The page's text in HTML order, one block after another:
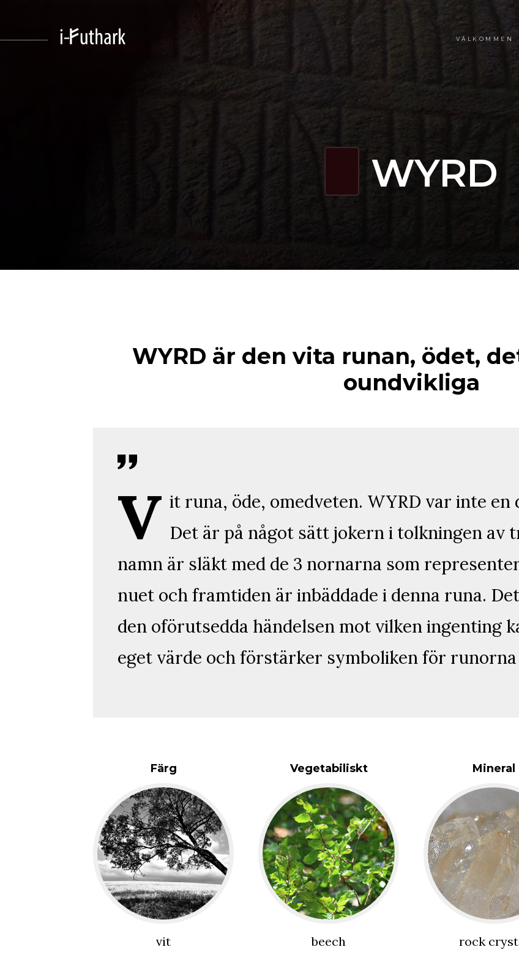
VÄLKOMMEN
WYRD
WYRD är den vita runan, ödet,
oundvikliga
V it runa, öde, omedveten. WYRD var inte
Det är på något sätt jokern i tolkningen av
namn är släkt med de 3 nornarna som
nuet och framtiden är inbäddade i denna runa.
den oförutsedda händelsen mot vilken ingenting
eget värde och förstärker symboliken för
Färg
vit
Vegetabiliskt
beech
Mineral
rock